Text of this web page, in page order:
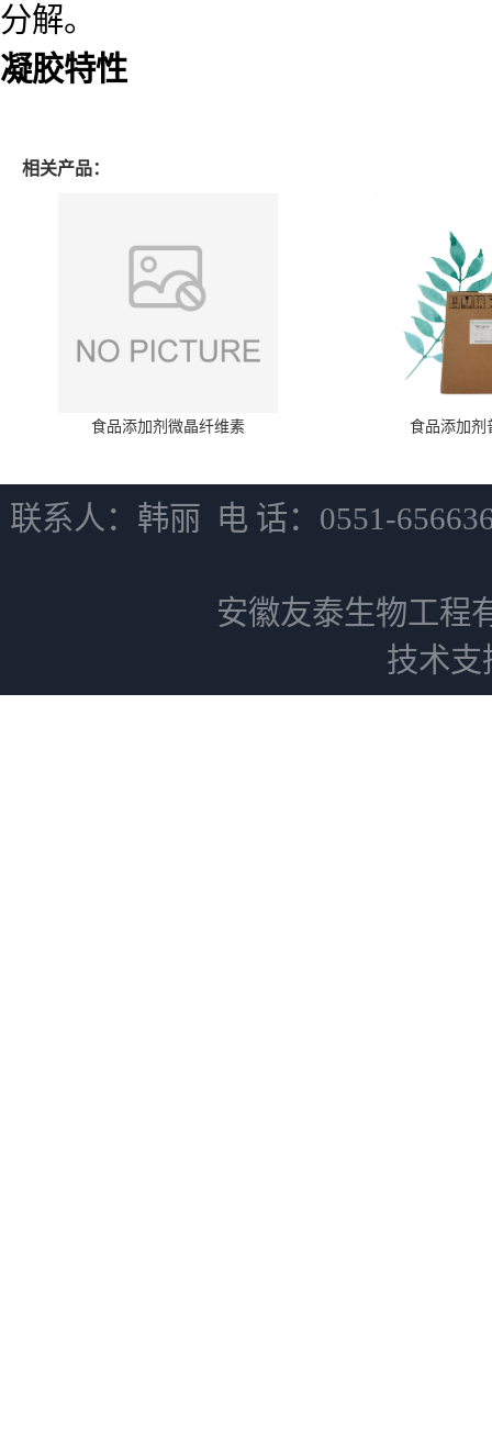
分解。
凝胶特性
相关产品：
食品添加剂微晶纤维素 食品添加剂
联系人：韩丽 电 话：0551-
安徽友泰生物工程
技术